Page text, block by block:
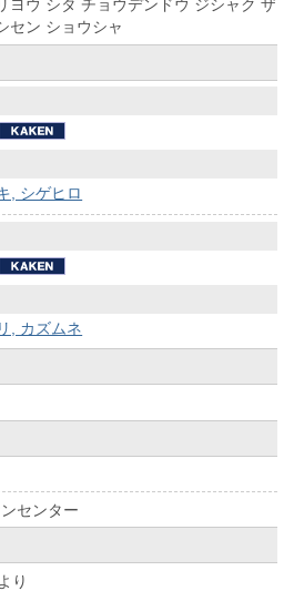
ヨウ シタ チョウデンドウ ジシャク ザ
セン ショウシャ
, シゲヒロ
, カズムネ
センター
り